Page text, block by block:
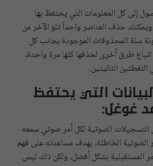
إلى كل المعلومات التي يحتفظ بها
حذف العناصر واحداً تلو الآخر من
سلة المحذوفات الموجودة بجانب كل
طرق أخرى لحذفها كلها مرة واحدة،
التاليتين.
التي يحتفظ
غوغل:
الصوتية لكل أمر صوتي سمعه
الصوتية الخاطئة، بهدف مساعدته على فهم
المستقبلية بشكل أفضل، ولكن ذلك ليس